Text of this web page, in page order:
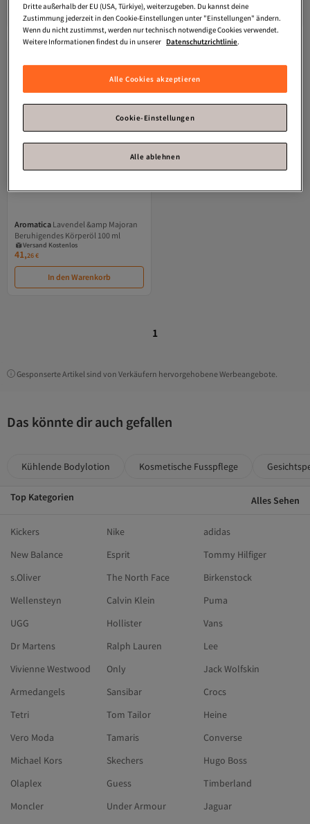
In den Warenkorb In den Warenkorb
Aromatica Lavendel &amp Majoran
Beruhigendes Körperöl 100 ml
Versand Kostenlos
Gratis Versand
Versand Kostenlos
41,26€
In den Warenkorb
1
Gesponserte Artikel sind von Verkäufern hervorgehobene Werbeangebote.
Das könnte dir auch gefallen
Kühlende Bodylotion Kosmetische Fusspflege
Top Kategorien Alles Sehen
Kickers Nike
adidas
New Balance
Esprit
Tommy Hilfiger
s.Oliver
The North Face
Birkenstock
Wellensteyn
Calvin Klein
Puma
UGG
Hollister
Vans
Dr Martens
Ralph Lauren
Lee
Vivienne Westwood
Only
Jack Wolfskin
Armedangels
Sansibar
Crocs
Tetri
Tom Tailor
Heine
Vero Moda
Tamaris
Converse
Michael Kors
Skechers
Hugo Boss
Olaplex
Guess
Timberland
Moncler
Under Armour
Jaguar
Dritte außerhalb der EU (USA, Türkiye), weiterzugeben. Du kannst deine
Zustimmung jederzeit in den Cookie-Einstellungen unter "Einstellungen" ändern.
Wenn du nicht zustimmst, werden nur technisch notwendige Cookies verwendet.
Weitere Informationen findest du in unserer Datenschutzrichtlinie.
Alle Cookies akzeptieren
Cookie-Einstellungen
Alle ablehnen